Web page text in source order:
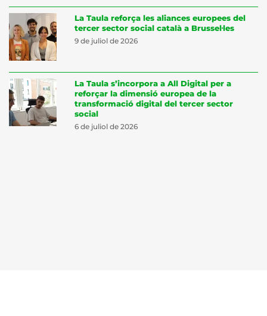
La Taula reforça les aliances europees del
tercer sector social català a Brussel·les
9 de juliol de 2026
La Taula s’incorpora a All Digital per a
reforçar la dimensió europea de la
transformació digital del tercer sector
social
6 de juliol de 2026